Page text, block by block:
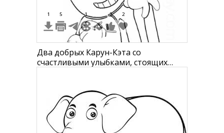
1 5 1 2 2
Два добрых Карун-Кэта со
счастливыми улыбками, стоящих